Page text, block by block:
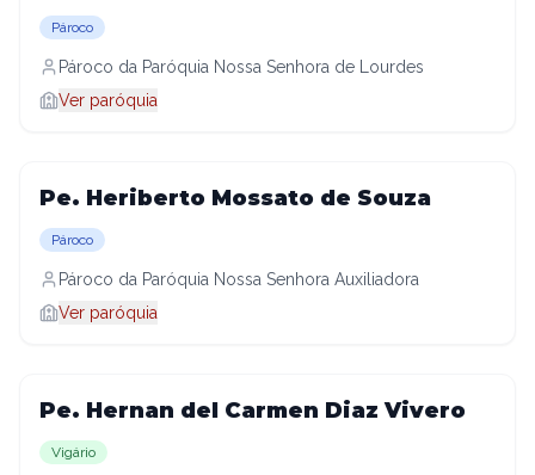
Pároco
Pároco da Paróquia Nossa Senhora de Lourdes
Ver paróquia
Pe. Heriberto Mossato de Souza
Pároco
Pároco da Paróquia Nossa Senhora Auxiliadora
Ver paróquia
Pe. Hernan del Carmen Diaz Vivero
Vigário